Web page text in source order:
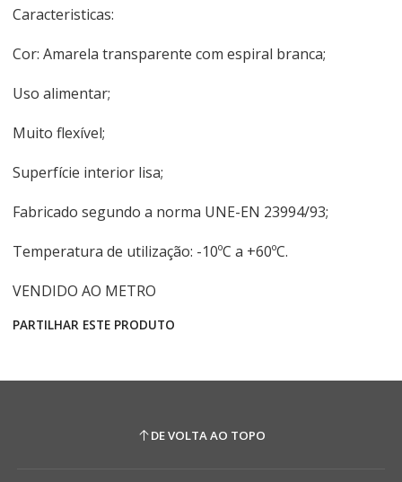
Caracteristicas:
Cor: Amarela transparente com espiral branca;
Uso alimentar;
Muito flexível;
Superfície interior lisa;
Fabricado segundo a norma UNE-EN 23994/93;
Temperatura de utilização: -10ºC a +60ºC.
VENDIDO AO METRO
PARTILHAR ESTE PRODUTO
DE VOLTA AO TOPO